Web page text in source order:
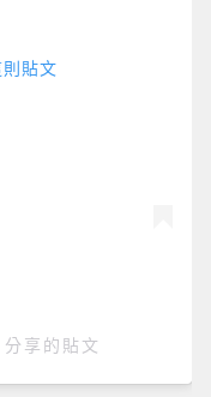
貼文
享的貼文